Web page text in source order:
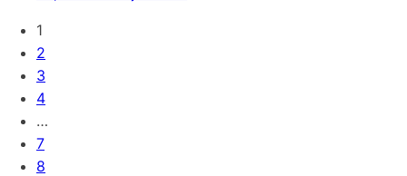
1
2
3
4
…
7
8